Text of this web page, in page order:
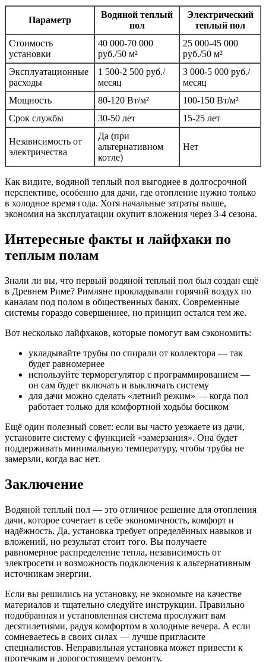
Параметр
Водяной теплый
пол
Электрический
теплый пол
Стоимость
установки
40 000-70 000
руб./50 м²
25 000-45 000
руб./50 м²
Эксплуатационные
расходы
1 500-2 500 руб./
месяц
3 000-5 000 руб./
месяц
Мощность
80-120 Вт/м²
100-150 Вт/м²
Срок службы
30-50 лет 15-25 лет
Независимость от
электричества
Да (при
альтернативном
котле)
Нет
Как видите, водяной теплый пол выгоднее в долгосрочной
перспективе, особенно для дачи, где отопление нужно только
в холодное время года. Хотя начальные затраты выше,
экономия на эксплуатации окупит вложения через 3-4 сезона.
Интересные факты и лайфхаки по
теплым полам
Знали ли вы, что первый водяной теплый пол был создан ещё
в Древнем Риме? Римляне прокладывали горячий воздух по
каналам под полом в общественных банях. Современные
системы гораздо совершеннее, но принцип остался тем же.
Вот несколько лайфхаков, которые помогут вам сэкономить:
укладывайте трубы по спирали от коллектора — так
будет равномернее
используйте терморегулятор с программированием —
он сам будет включать и выключать систему
для дачи можно сделать «летний режим» — когда пол
работает только для комфортной ходьбы босиком
Ещё один полезный совет: если вы часто уезжаете из дачи,
установите систему с функцией «замерзания». Она будет
поддерживать минимальную температуру, чтобы трубы не
замерзли, когда вас нет.
Заключение
Водяной теплый пол — это отличное решение для отопления
дачи, которое сочетает в себе экономичность, комфорт и
надёжность. Да, установка требует определённых навыков и
вложений, но результат стоит того. Вы получаете
равномерное распределение тепла, независимость от
электросети и возможность подключения к альтернативным
источникам энергии.
Если вы решились на установку, не экономьте на качестве
материалов и тщательно следуйте инструкции. Правильно
подобранная и установленная система прослужит вам
десятилетиями, радуя комфортом в холодные вечера. А если
сомневаетесь в своих силах — лучше пригласите
специалистов. Неправильная установка может привести к
протечкам и дорогостоящему ремонту.